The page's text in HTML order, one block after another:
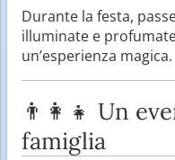
Durante la festa,
illuminate e
un’esperienza magica.
👨‍👩‍👧 Un
famiglia